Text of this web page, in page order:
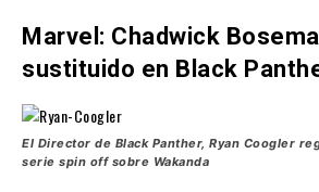
Marvel: Chadwick
sustituido en Black
El Director de Black Panther, Ryan Coogler
serie spin off sobre Wakanda